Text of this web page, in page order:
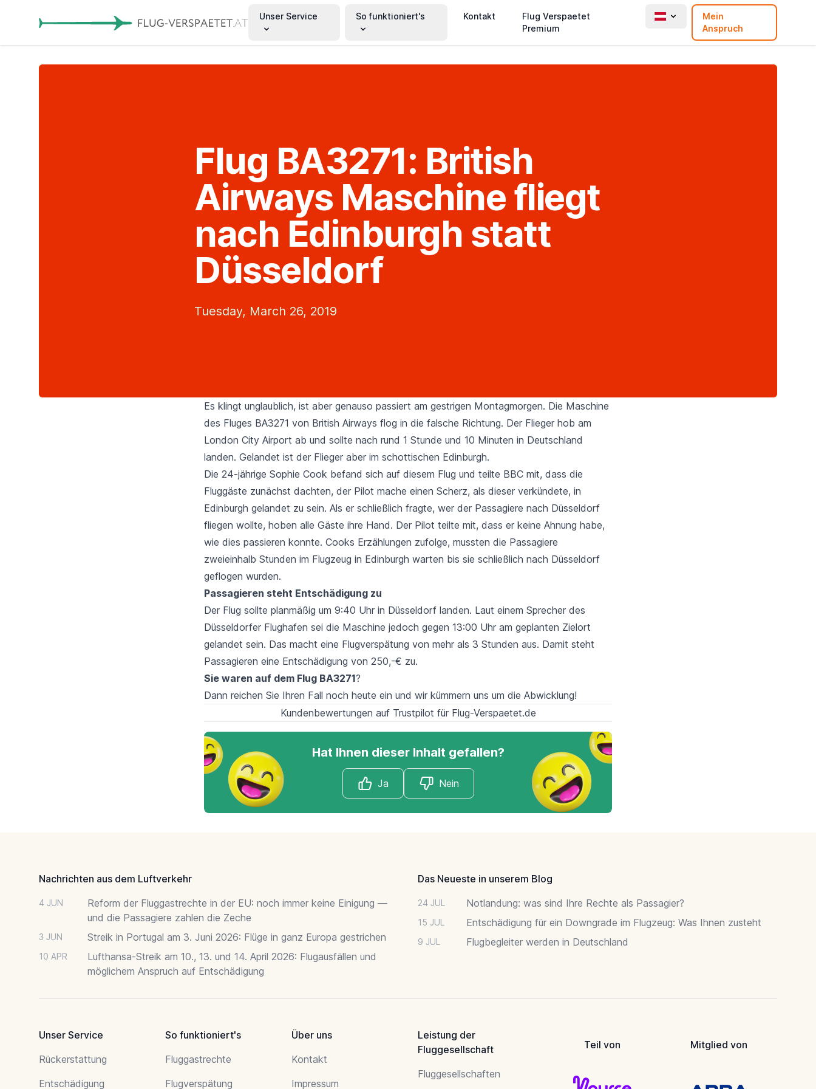
Unser Service So funktioniert's Kontakt
Flug Verspaetet
Premium
Mein
Anspruch
Flug BA3271: British
Airways Maschine fliegt
nach Edinburgh statt
Düsseldorf
Tuesday, March 26, 2019
Es klingt unglaublich, ist aber genauso passiert am gestrigen Montagmorgen. Die Maschine
des Fluges BA3271 von British Airways flog in die falsche Richtung. Der Flieger hob am
London City Airport ab und sollte nach rund 1 Stunde und 10 Minuten in Deutschland
landen. Gelandet ist der Flieger aber im schottischen Edinburgh.
Die 24-jährige Sophie Cook befand sich auf diesem Flug und teilte BBC mit, dass die
Fluggäste zunächst dachten, der Pilot mache einen Scherz, als dieser verkündete, in
Edinburgh gelandet zu sein. Als er schließlich fragte, wer der Passagiere nach Düsseldorf
fliegen wollte, hoben alle Gäste ihre Hand. Der Pilot teilte mit, dass er keine Ahnung habe,
wie dies passieren konnte. Cooks Erzählungen zufolge, mussten die Passagiere
zweieinhalb Stunden im Flugzeug in Edinburgh warten bis sie schließlich nach Düsseldorf
geflogen wurden.
Passagieren steht Entschädigung zu
Der Flug sollte planmäßig um 9:40 Uhr in Düsseldorf landen. Laut einem Sprecher des
Düsseldorfer Flughafen sei die Maschine jedoch gegen 13:00 Uhr am geplanten Zielort
gelandet sein. Das macht eine Flugverspätung von mehr als 3 Stunden aus. Damit steht
Passagieren eine Entschädigung von 250,-€ zu.
Sie waren auf dem Flug BA3271?
Dann reichen Sie Ihren Fall noch heute ein und wir kümmern uns um die Abwicklung!
Kundenbewertungen auf Trustpilot für Flug-Verspaetet.de
Hat Ihnen dieser Inhalt gefallen?
Ja Nein
Nachrichten aus dem Luftverkehr
4 JUN
Reform der Fluggastrechte in der EU: noch immer keine Einigung —
und die Passagiere zahlen die Zeche
3 JUN Streik in Portugal am 3. Juni 2026: Flüge in ganz Europa gestrichen
10 APR
Lufthansa-Streik am 10., 13. und 14. April 2026: Flugausfällen und
möglichem Anspruch auf Entschädigung
Das Neueste in unserem Blog
24 JUL Notlandung: was sind Ihre Rechte als Passagier?
15 JUL Entschädigung für ein Downgrade im Flugzeug: Was Ihnen zusteht
9 JUL Flugbegleiter werden in Deutschland
Unser Service
Rückerstattung
Entschädigung
So funktioniert's
Fluggastrechte
Flugverspätung
Über uns
Kontakt
Impressum
Leistung der
Fluggesellschaft
Fluggesellschaften
Teil von Mitglied von